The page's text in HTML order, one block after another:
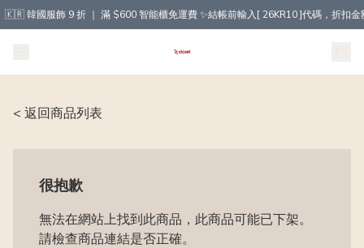
🇰🇷 韓國服飾 9 折 ｜ 滿 $600 智能櫃免運費 ✨結帳前輸入[ 26KR10 ]代碼，折扣金
< 返回商品列表
很抱歉
無法在網站上找到此商品，此商品可能已下架。
請檢查商品連結是否正確。